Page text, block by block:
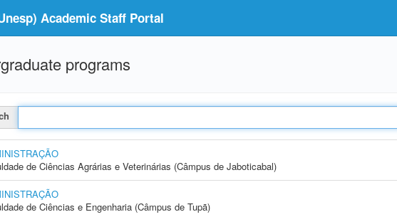
Academic Staff Portal
programs
de Ciências Agrárias e Veterinárias (Câmpus de Jaboticabal)
de Ciências e Engenharia (Câmpus de Tupã)